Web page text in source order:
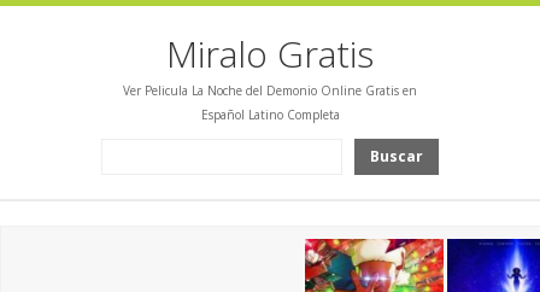
Miralo Gratis
Ver Pelicula La Noche del Demonio Online Gratis en
Español Latino Completa
Buscar